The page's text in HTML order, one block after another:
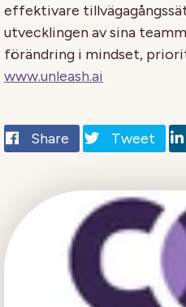
effektivare
utvecklingen av sina
förändring i mindset,
www.unleash.ai
Share Tweet